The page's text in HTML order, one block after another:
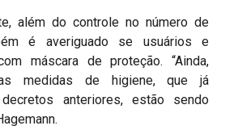
além do controle no número de
é averiguado se usuários e
máscara de proteção. “Ainda,
medidas de higiene, que já
anteriores, estão sendo